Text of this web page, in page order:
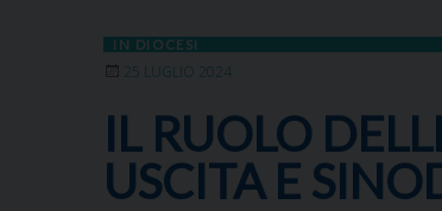
IN DIOCESI
25 LUGLIO 2024
IL RUOLO
USCITA E